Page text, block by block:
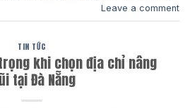
Leave a comment
TIN TỨC
khi chọn địa chỉ nâng
tại Đà Nẵng